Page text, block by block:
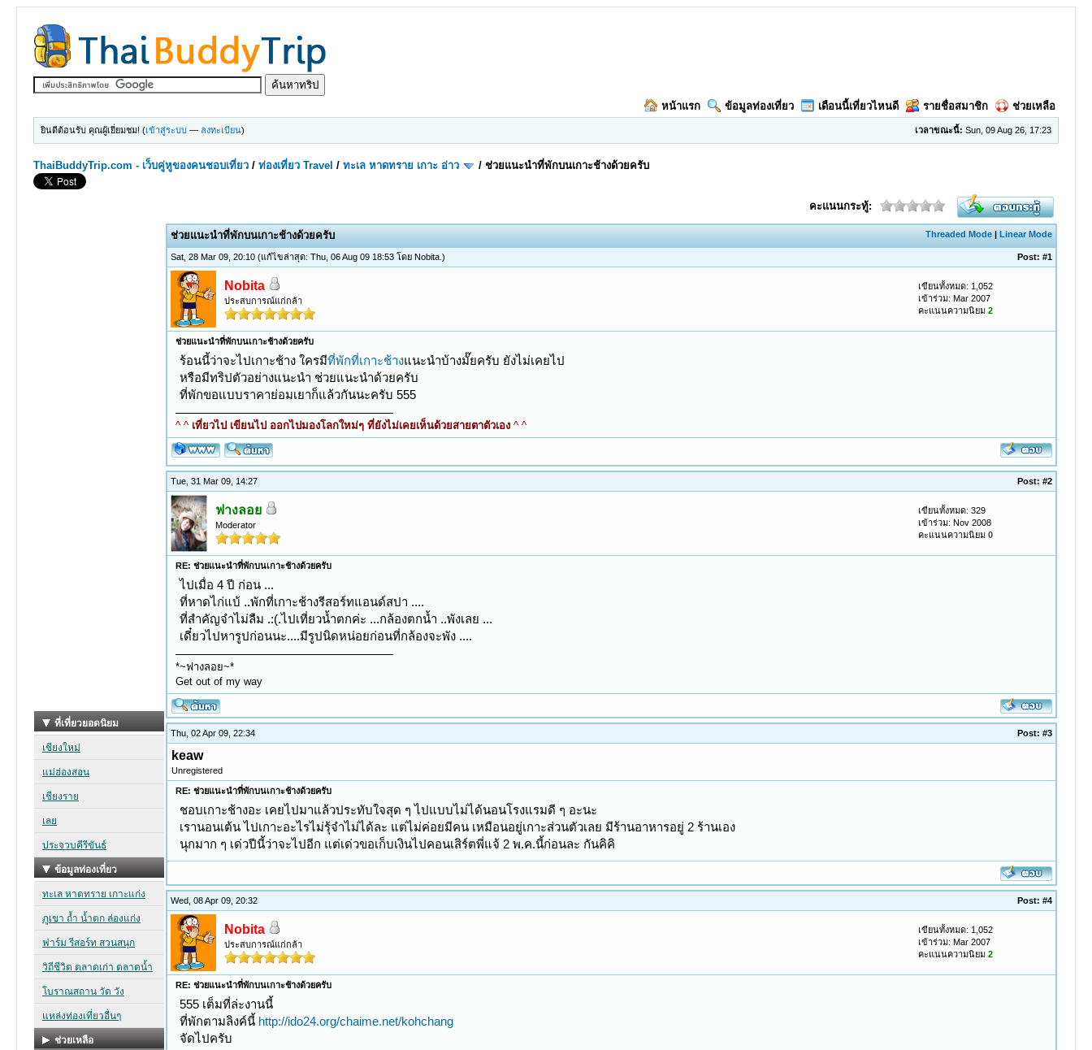
หน้าแรก ข้อมูลท่องเที่ยว เดือนนี้เที่ยวไหนดี รายชื่อสมาชิก ช่วยเหลือ
เวลาขณะนี้: Sun, 09 Aug 26, 17:23
ยินดีต้อนรับ คุณผู้เยี่ยมชม! (เข้าสู่ระบบ — ลงทะเบียน)
ThaiBuddyTrip.com - เว็บคู่หูของคนชอบเที่ยว /ท่องเที่ยว Travel /ทะเล หาดทราย เกาะ อ่าว / ช่วยแนะนำที่พักบนเกาะช้างด้วยครับ
คะแนนกระทู้:
Threaded Mode |Linear Mode
ช่วยแนะนำที่พักบนเกาะช้างด้วยครับ
Sat, 28 Mar 09, 20:10(แก้ไขล่าสุด: Thu, 06 Aug 09 18:53 โดยNobita .) Post:#1
Nobita
ประสบการณ์แก่กล้า
เขียนทั้งหมด: 1,052
เข้าร่วม: Mar 2007
คะแนนความนิยม2
ช่วยแนะนำที่พักบนเกาะช้างด้วยครับ
ร้อนนี้ว่าจะไปเกาะช้าง ใครมีที่พักที่เกาะช้างแนะนำบ้างมั๊ยครับ ยังไม่เคยไป
หรือมีทริปตัวอย่างแนะนำ ช่วยแนะนำด้วยครับ
ที่พักขอแบบราคาย่อมเยาก็แล้วกันนะครับ 555
^ ^ เที่ยวไป เขียนไป ออกไปมองโลกใหม่ๆ ที่ยังไม่เคยเห็นด้วยสายตาตัวเอง ^ ^
Tue, 31 Mar 09, 14:27 Post:#2
ฟางลอย
Moderator
เขียนทั้งหมด: 329
เข้าร่วม: Nov 2008
คะแนนความนิยม0
RE: ช่วยแนะนำที่พักบนเกาะช้างด้วยครับ
ไปเมื่อ 4 ปี ก่อน ...
ที่หาดไก่แบ้ ..พักที่เกาะช้างรีสอร์ทแอนด์สปา ....
ที่สำคัญจำไม่ลืม .:(.ไปเที่ยวน้ำตกค่ะ ...กล้องตกน้ำ ..พังเลย ...
เดี๋ยวไปหารูปก่อนนะ....มีรูปนิดหน่อยก่อนที่กล้องจะพัง ....
*~ฟางลอย~*
Get out of my way
Thu, 02 Apr 09, 22:34 Post:#3
keaw
Unregistered
RE: ช่วยแนะนำที่พักบนเกาะช้างด้วยครับ
ชอบเกาะช้างอะ เคยไปมาแล้วประทับใจสุด ๆ ไปแบบไม่ได้นอนโรงแรมดี ๆ อะนะ
เรานอนเต้น ไปเกาะอะไรไม่รุ้จำไม่ได้ละ แต่ไม่ค่อยมีคน เหมือนอยู่เกาะส่วนตัวเลย มีร้านอาหารอยู่ 2 ร้านเอง
นุกมาก ๆ เด่วปีนี้ว่าจะไปอีก แต่เด่วขอเก็บเงินไปคอนเสิร์ตพี่แจ้ 2 พ.ค.นี้ก่อนละ กันคิคิ
Wed, 08 Apr 09, 20:32 Post:#4
Nobita
ประสบการณ์แก่กล้า
เขียนทั้งหมด: 1,052
เข้าร่วม: Mar 2007
คะแนนความนิยม2
RE: ช่วยแนะนำที่พักบนเกาะช้างด้วยครับ
555 เต็มที่ล่ะงานนี้
ที่พักตามลิงค์นี้ http://ido24.org/chaime.net/kohchang
จัดไปครับ